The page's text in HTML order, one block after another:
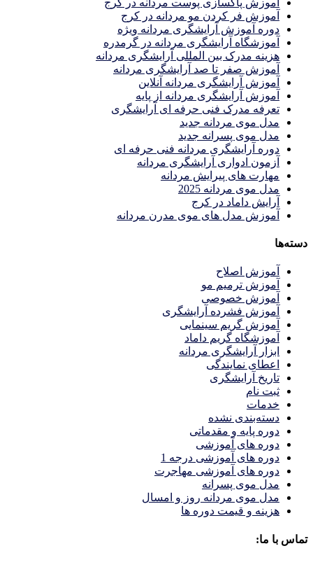
آموزش فر کردن مو مردانه در کرج
دوره آموزش آرایشگری مردانه ویژه
آموزشگاه آرایشگری مردانه در گرمدره
هزینه مدرک بین المللی آرایشگری مردانه
آموزش صفر تا صد آرایشگری مردانه
آموزش آرایشگری مردانه آنلاین
آموزش آرایشگری مردانه از پایه
تعرفه مدرک فنی حرفه ای آرایشگری
مدل موی مردانه جدید
مدل موی پسرانه جدید
دوره آرایشگری مردانه فنی حرفه ای
آزمون ادواری آرایشگری مردانه
مهارت های پیرایش مردانه
مدل موی مردانه 2025
آرایش داماد در کرج
آموزش مدل های موی مدرن مردانه
دسته‌ها
آموزش اصلاح
آموزش ترمیم مو
آموزش خصوصی
آموزش فشرده آرایشگری
آموزش گریم سینمایی
آموزشگاه گریم داماد
ابزار آرایشگری مردانه
اعطای نمایندگی
تاریخ آرایشگری
ثبت نام
خدمات
دسته‌بندی نشده
دوره پایه و مقدماتی
دوره های آموزشی
دوره های آموزشی درجه 1
دوره های آموزشی مهاجرت
مدل موی پسرانه
مدل موی مردانه روز و امسال
هزینه و قیمت دوره ها
تماس با ما: